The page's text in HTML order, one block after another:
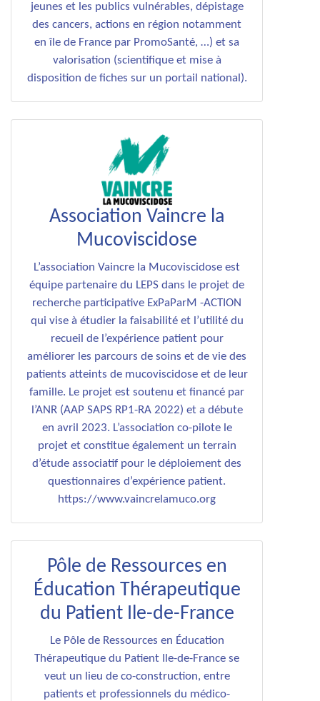
jeunes et les publics vulnérables, dépistage
des cancers, actions en région notamment
en île de France par PromoSanté, …) et sa
valorisation (scientifique et mise à
disposition de fiches sur un portail national).
Association Vaincre la
Mucoviscidose
L’association Vaincre la Mucoviscidose est
équipe partenaire du LEPS dans le projet de
recherche participative ExPaParM -ACTION
qui vise à étudier la faisabilité et l’utilité du
recueil de l’expérience patient pour
améliorer les parcours de soins et de vie des
patients atteints de mucoviscidose et de leur
famille. Le projet est soutenu et financé par
l’ANR (AAP SAPS RP1-RA 2022) et a débute
en avril 2023. L’association co-pilote le
projet et constitue également un terrain
d’étude associatif pour le déploiement des
questionnaires d’expérience patient.
https://www.vaincrelamuco.org
Pôle de Ressources en
Éducation Thérapeutique
du Patient Ile-de-France
Le Pôle de Ressources en Éducation
Thérapeutique du Patient Ile-de-France se
veut un lieu de co-construction, entre
patients et professionnels du médico-